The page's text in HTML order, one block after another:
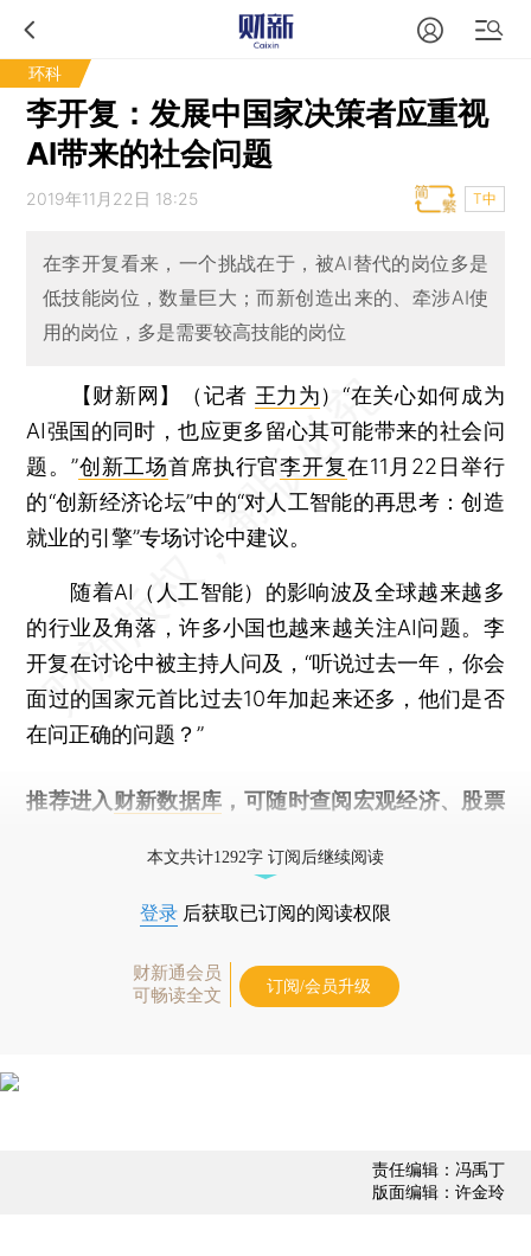
环科
李开复：发展中国家决策者应重视
AI带来的社会问题
2019年11月22日 18:25 T中
在李开复看来，一个挑战在于，被AI替代的岗位多是
低技能岗位，数量巨大；而新创造出来的、牵涉AI使
用的岗位，多是需要较高技能的岗位
【财新网】（记者 王力为）“在关心如何成为
AI强国的同时，也应更多留心其可能带来的社会问
题。”创新工场首席执行官李开复在11月22日举行
的“创新经济论坛”中的“对人工智能的再思考：创造
就业的引擎”专场讨论中建议。
随着AI（人工智能）的影响波及全球越来越多
的行业及角落，许多小国也越来越关注AI问题。李
开复在讨论中被主持人问及，“听说过去一年，你会
面过的国家元首比过去10年加起来还多，他们是否
在问正确的问题？”
推荐进入 财新数据库 ，可随时查阅宏观经济、股票
本文共计1292字 订阅后继续阅读
登录 后获取已订阅的阅读权限
财新通会员
可畅读全文
订阅/会员升级
责任编辑：冯禹丁
版面编辑：许金玲